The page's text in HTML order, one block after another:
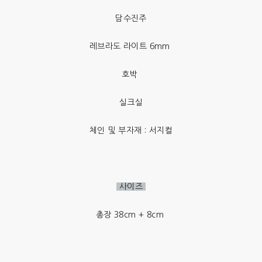
담수진주
레브라도 라이트 6mm
호박
실크실
체인 및 부자재 : 서지컬
사이즈
총장 38cm + 8cm